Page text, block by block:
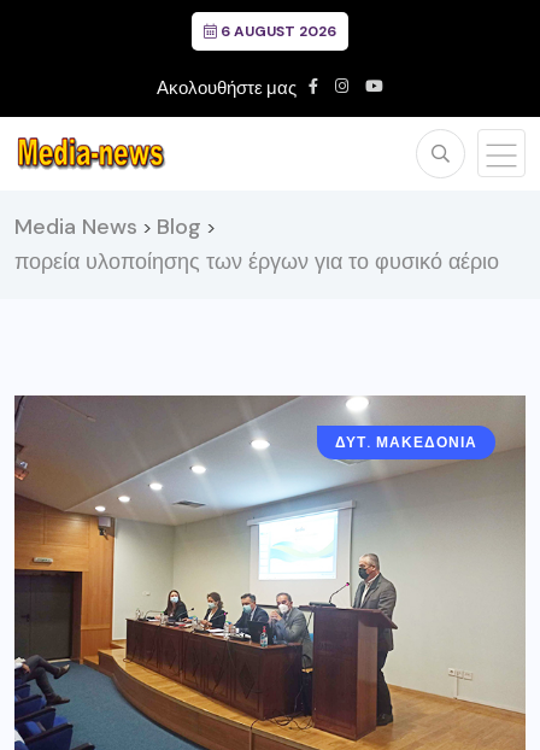
6 AUGUST 2026
Ακολουθήστε μας
Media News > Blog >
πορεία υλοποίησης των έργων για το φυσικό αέριο
ΔΥΤ. ΜΑΚΕΔΟΝΙΑ